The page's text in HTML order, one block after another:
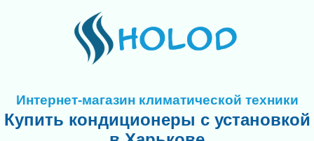
Интернет-магазин климатической техники
Купить кондиционеры с установкой